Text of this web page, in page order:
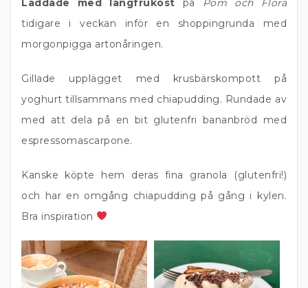
Laddade med långfrukost på Pom och Flora
tidigare i veckan inför en shoppingrunda med
morgonpigga artonåringen.
Gillade upplägget med krusbärskompott på
yoghurt tillsammans med chiapudding. Rundade av
med att dela på en bit glutenfri bananbröd med
espressomascarpone.
Kanske köpte hem deras fina granola (glutenfri!)
och har en omgång chiapudding på gång i kylen.
Bra inspiration